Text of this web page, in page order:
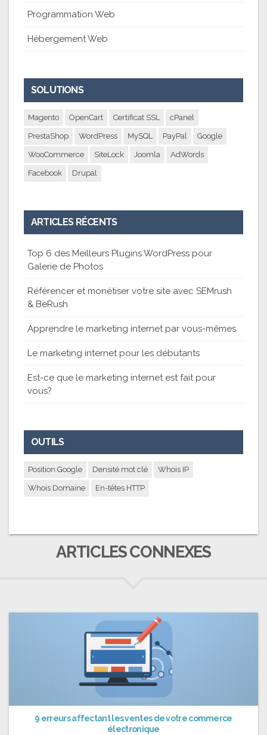
Programmation Web
Hébergement Web
SOLUTIONS
Magento OpenCart Certificat SSL cPanel
PrestaShop WordPress MySQL PayPal Google
WooCommerce SiteLock Joomla AdWords
Facebook Drupal
ARTICLES RÉCENTS
Top 6 des Meilleurs Plugins WordPress pour
Galerie de Photos
Référencer et monétiser votre site avec SEMrush
& BeRush
Apprendre le marketing internet par vous-mêmes
Le marketing internet pour les débutants
Est-ce que le marketing internet est fait pour
vous?
OUTILS
Position Google Densité mot clé Whois IP
Whois Domaine En-têtes HTTP
ARTICLES CONNEXES
9 erreurs affectant les ventes de votre commerce
électronique